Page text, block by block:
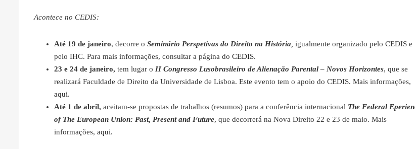
Acontece no CEDIS:
Até 19 de janeiro, decorre o Seminário Perspetivas do Direito na História igualmente organizado pelo CEDIS e
pelo IHC. Para mais informações, consultar a página do CEDIS.
23 e 24 de janeiro, tem lugar o II Congresso Lusobrasileiro de Alienação Parental – Novos Horizontes, que se
realizará Faculdade de Direito da Universidade de Lisboa. Este evento tem o apoio do CEDIS. Mais informações,
aqui.
Até 1 de abril, aceitam-se propostas de trabalhos (resumos) para a conferência internacional The Federal
of The European Union: Past, Present and Future, que decorrerá na Nova Direito 22 e 23 de maio. Mais
informações, aqui.